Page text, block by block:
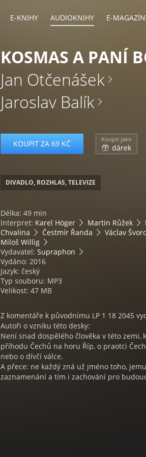
E-KNIHY AUDIOKNIHY E-
KOSMAS A PANÍ
Jan Otčenášek
Jaroslav Balík
KOUPIT ZA 69 KČ Koupit jako
dárek
DIVADLO, ROZHLAS, TELEVIZE
Délka: 49 min
Interpret: Karel Höger Martin Růžek
Chvalina
Čestmír Řanda Václav Švorc
Miloš Willig
Vydavatel: Supraphon
Vydáno: 2016
Jazyk: český
Typ souboru: MP3
Velikost: 47 MB
Z komentáře k původnímu LP 1 18 2045
Autoři o vzniku této desky:
Není snad dospělého člověka v této
příhodu Čechů na horu Říp, o praotci
nebo o dívčí válce.
A přece: ne každý zná už jméno toho,
zaznamenání a tím i zachování pro
děkana kapituly pražské, i známo nebo